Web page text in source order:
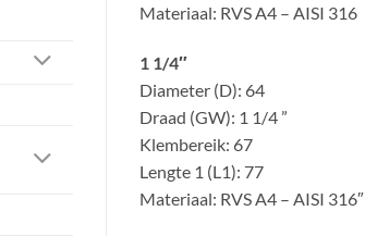
Materiaal: RVS A4 – AISI 316
1 1/4″
Diameter (D): 64
Draad (GW): 1 1/4 ”
Klembereik: 67
Lengte 1 (L1): 77
Materiaal: RVS A4 – AISI 316″